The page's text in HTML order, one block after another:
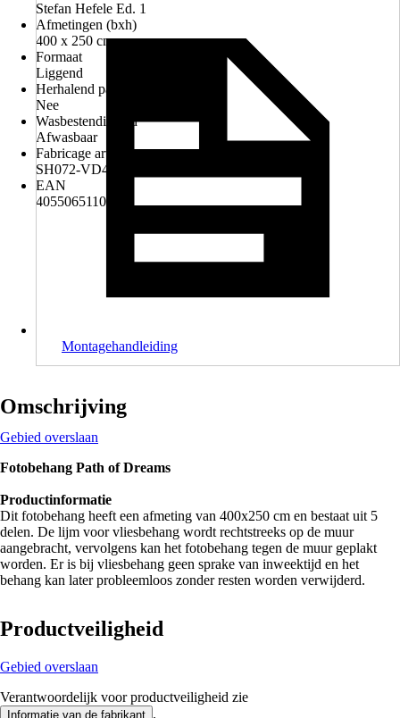
Stefan Hefele Ed. 1
Afmetingen (bxh)
400 x 250 cm
Formaat
Liggend
Herhalend patroon
Nee
Wasbestendigheid
Afwasbaar
Fabricage artikelnummer
SH072-VD4
EAN
4055065110726
Montagehandleiding
Omschrijving
Gebied overslaan
Fotobehang Path of Dreams
Productinformatie
Dit fotobehang heeft een afmeting van 400x250 cm en bestaat uit 5
delen. De lijm voor vliesbehang wordt rechtstreeks op de muur
aangebracht, vervolgens kan het fotobehang tegen de muur geplakt
worden. Er is bij vliesbehang geen sprake van inweektijd en het
behang kan later probleemloos zonder resten worden verwijderd.
Productveiligheid
Gebied overslaan
Verantwoordelijk voor productveiligheid zie
Informatie van de fabrikant .